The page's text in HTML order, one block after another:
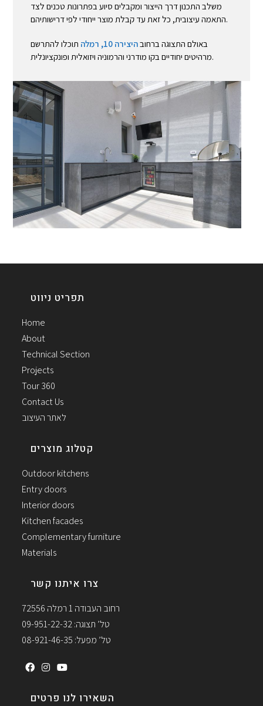
משלב התכנון דרך הייצור ומקבלים סיוע בפתרונות טכנים לצד
התאמה עיצובית, כל זאת עד קבלת מוצר ייחודי לפי דרישותיהם.
באולם התצוגה ברחובהיצירה 10, רמלה
תוכלו להתרשם
מרהיטים יחודיים בקו מודרני והרמוניה ויזואלית ופונקציונלית.
תפריט ניווט
Home
About
Technical Section
Projects
Tour 360
Contact Us
לאתר העיצוב
קטלוג מוצרים
Outdoor kitchens
Entry doors
Interior doors
Kitchen facades
Complementary furniture
Materials
צרו איתנו קשר
רחוב העבודה 1 רמלה 72556
טל’ תצוגה: 09-951-22-32
טל’ מפעל: 08-921-46-35
השאירו לנו פרטים